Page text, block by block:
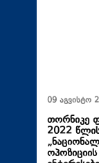
09 აგვისტო
თორნიკე
2022
ოპოზიციის